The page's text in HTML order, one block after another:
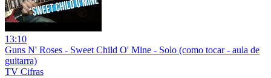
13:10
Guns N' Roses - Sweet Child O' Mine - Solo (como tocar - aula de
guitarra)
TV Cifras